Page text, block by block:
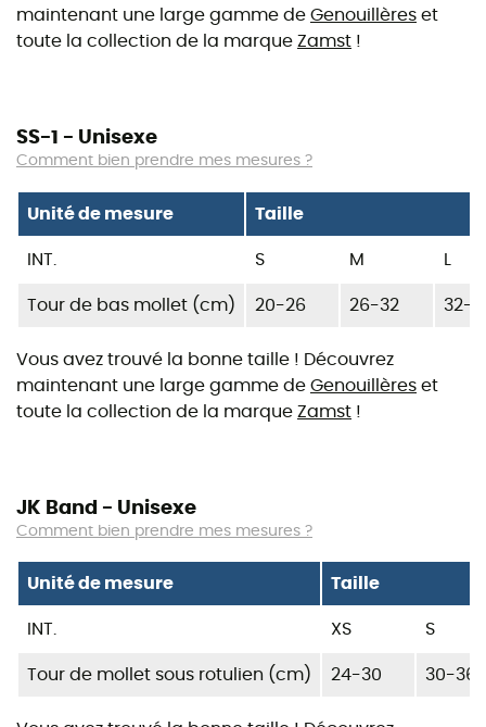
maintenant une large gamme de Genouillères et
toute la collection de la marque Zamst !
SS-1 - Unisexe
Comment bien prendre mes mesures ?
Unité de mesure Taille
INT. S M L
Tour de bas mollet (cm) 20-26 26-32 32-
Vous avez trouvé la bonne taille ! Découvrez
maintenant une large gamme de Genouillères et
toute la collection de la marque Zamst !
JK Band - Unisexe
Comment bien prendre mes mesures ?
Unité de mesure Taille
INT. XS S
Tour de mollet sous rotulien (cm) 24-30 30-36